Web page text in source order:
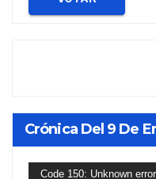
Crónica Del 9 De
Reproductor
Code 150: Unknown